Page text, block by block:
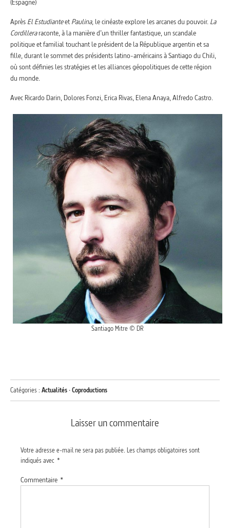
(Espagne)
Après El Estudianteet Paulina, le cinéaste explore les arcanes du pouvoir. La
Cordilleraraconte, à la manière d’un thriller fantastique, un scandale
politique et familial touchant le président de la République argentin et sa
fille, durant le sommet des présidents latino-américains à Santiago du Chili,
où sont définies les stratégies et les alliances géopolitiques de cette région
du monde.
Avec Ricardo Darin, Dolores Fonzi, Erica Rivas, Elena Anaya, Alfredo Castro.
Santiago Mitre © DR
Catégories : Actualités ·Coproductions
Laisser un commentaire
Votre adresse e-mail ne sera pas publiée. Les champs obligatoires sont
indiqués avec *
Commentaire *